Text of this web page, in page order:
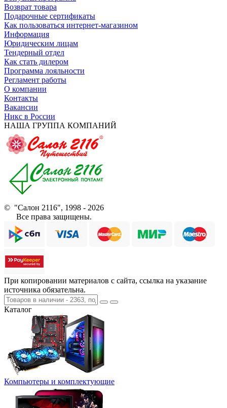
Возврат товара
Подарочные сертификаты
Как пользоваться интернет-магазином
Информация
Юридическим лицам
Тендерный отдел
Как стать дилером
Программа лояльности
Регламент работы
О компании
Контакты
Вакансии
Никс в России
НАША ГРУППА КОМПАНИЙ
© "Салон 2116", 1998 - 2026
Все права защищены.
При копировании материалов с сайта, ссылка на указание
источника обязательна.
Каталог
Компьютеры и комплектующие